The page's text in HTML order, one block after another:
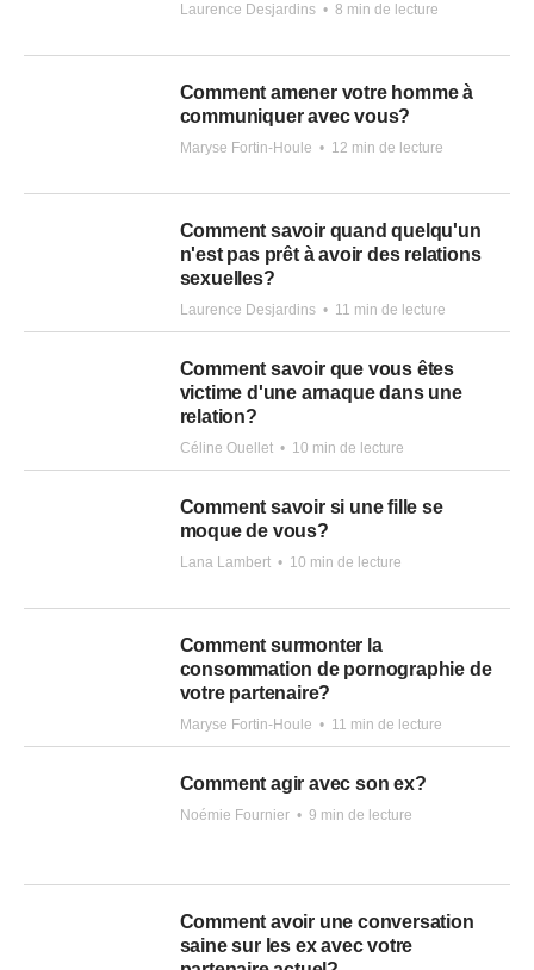
Laurence Desjardins • 8 min de lecture
Comment amener votre homme à
communiquer avec vous?
Maryse Fortin-Houle • 12 min de lecture
Comment savoir quand quelqu'un
n'est pas prêt à avoir des relations
sexuelles?
Laurence Desjardins • 11 min de lecture
Comment savoir que vous êtes
victime d'une arnaque dans une
relation?
Céline Ouellet • 10 min de lecture
Comment savoir si une fille se
moque de vous?
Lana Lambert • 10 min de lecture
Comment surmonter la
consommation de pornographie de
votre partenaire?
Maryse Fortin-Houle • 11 min de lecture
Comment agir avec son ex?
Noémie Fournier • 9 min de lecture
Comment avoir une conversation
saine sur les ex avec votre